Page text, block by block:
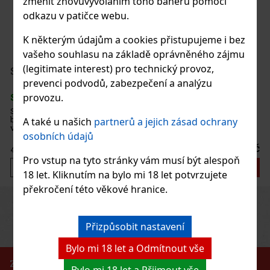
odkazu v patičce webu.
K některým údajům a cookies přistupujeme i bez
vašeho souhlasu na základě oprávněného zájmu
(legitimate interest) pro technický provoz,
prevenci podvodů, zabezpečení a analýzu
provozu.
A také u našich partnerů a jejich zásad ochrany
osobních údajů
Pro vstup na tyto stránky vám musí být alespoň
18 let. Kliknutím na bylo mi 18 let potvrzujete
překročení této věkové hranice.
Přizpůsobit nastavení
Bylo mi 18 let a Odmítnout vše
a
na
kaž
500 Kč
ZÁKAZ PRODEJE ALKOHOLICKÝCH NÁPOJŮ